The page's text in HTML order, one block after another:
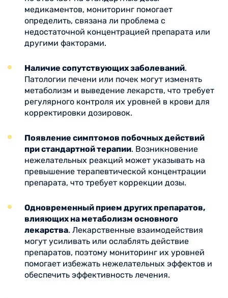
медикаментов, мониторинг помогает
определить, связана ли проблема с
недостаточной концентрацией препарата или
другими факторами.
Наличие сопутствующих заболеваний.
Патологии печени или почек могут изменять
метаболизм и выведение лекарств, что требует
регулярного контроля их уровней в крови для
корректировки дозировок.
Появление симптомов побочных действий
при стандартной терапии. Возникновение
нежелательных реакций может указывать на
превышение терапевтической концентрации
препарата, что требует коррекции дозы.
Одновременный прием других препаратов,
влияющих на метаболизм основного
лекарства. Лекарственные взаимодействия
могут усиливать или ослаблять действие
препаратов, поэтому мониторинг их уровней
помогает избежать нежелательных эффектов и
обеспечить эффективность лечения.